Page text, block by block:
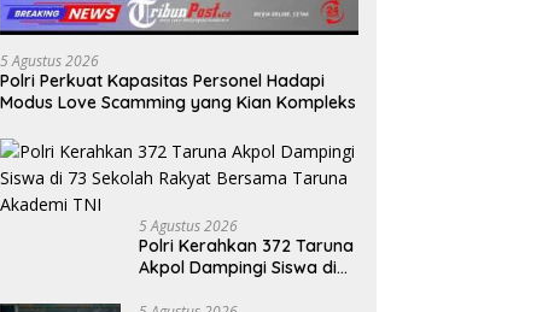
5 Agustus 2026
Polri Perkuat Kapasitas Personel Hadapi
Modus Love Scamming yang Kian Kompleks
5 Agustus 2026
Polri Kerahkan 372 Taruna
Akpol Dampingi Siswa di